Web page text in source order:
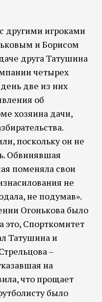
другими игроками
и Борисом
друга Татушина
четырех
две из них
об
хозяина дачи,
поскольку он не
Обвинявшая
поменяла свои
не
не подумав».
Огонькова было
это, Спорткомитет
Татушина и
–
на
что прощает
было